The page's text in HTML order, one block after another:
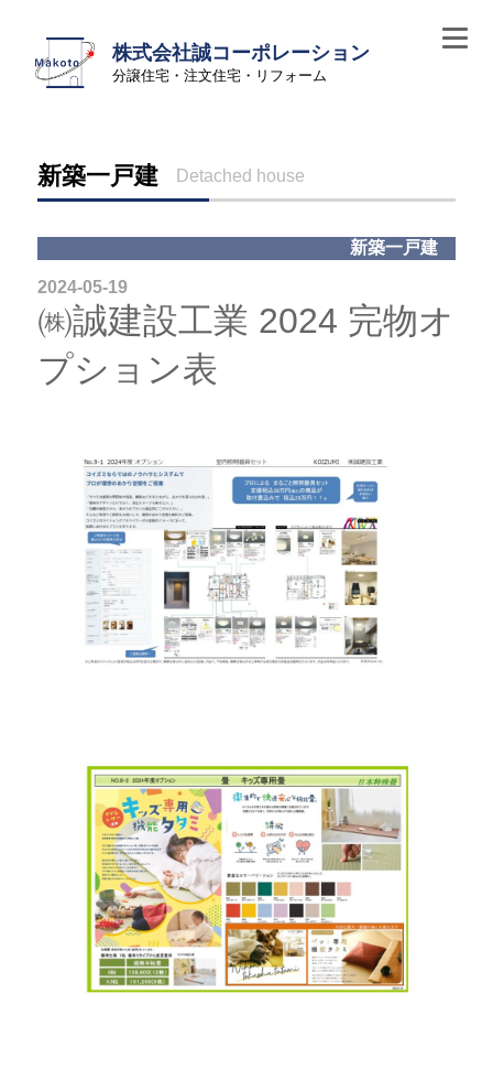
株式会社誠コーポレーション
分譲住宅・注文住宅・リフォーム
新築一戸建 Detached house
新築一戸建
2024-05-19
㈱誠建設工業 2024 完物オ
プション表